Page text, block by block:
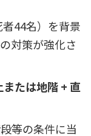
者44名）を背景
対策が強化さ
たは地階 + 直
等の条件に当